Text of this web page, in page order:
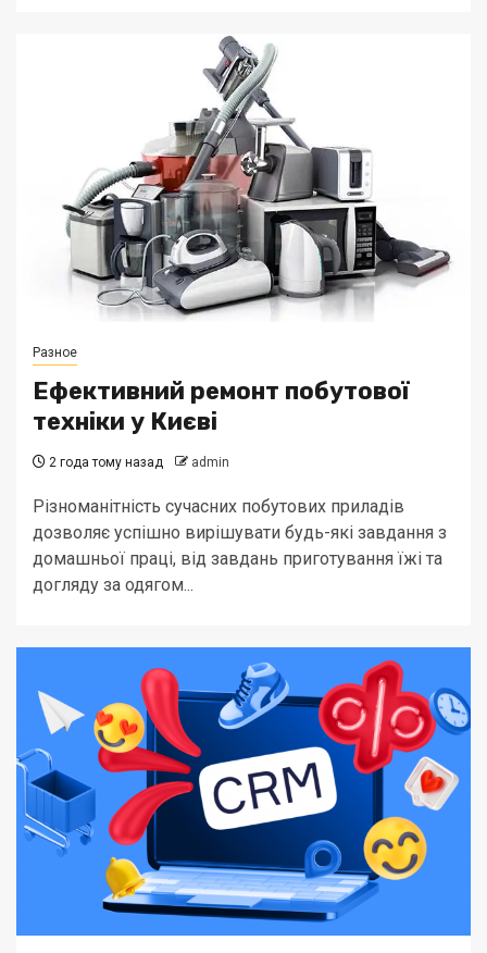
Разное
Ефективний ремонт побутової
техніки у Києві
2 года тому назад admin
Різноманітність сучасних побутових приладів
дозволяє успішно вирішувати будь-які завдання з
домашньої праці, від завдань приготування їжі та
догляду за одягом...